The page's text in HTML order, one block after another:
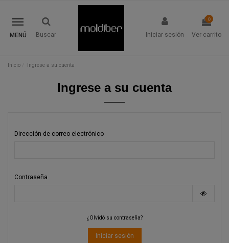
MENÚ Buscar Iniciar sesión
0
Ver carrito
Inicio Ingrese a su cuenta
Ingrese a su cuenta
Dirección de correo electrónico
Contraseña
¿Olvidó su contraseña?
Iniciar sesión